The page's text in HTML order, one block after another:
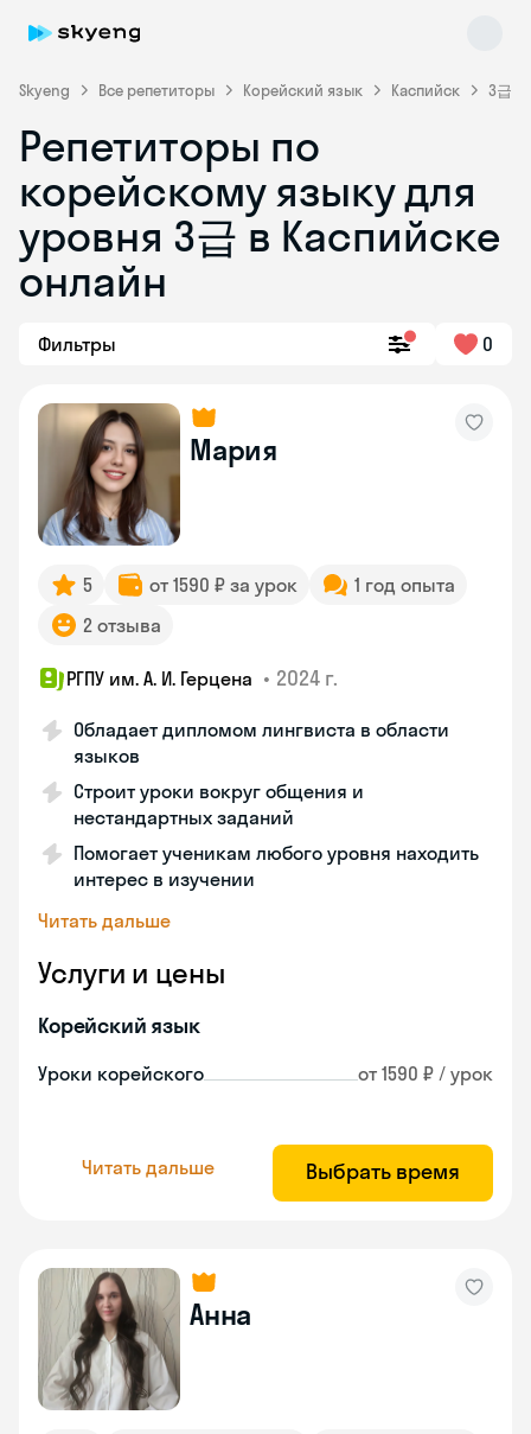
Skyeng Все репетиторы Корейский язык Каспийск 3급
Репетиторы по
корейскому языку для
уровня 3급 в Каспийске
онлайн
Фильтры 0
Мария
5 от 1590 ₽ за урок
1 год опыта
2 отзыва
РГПУ им. А. И. Герцена • 2024 г.
Обладает дипломом лингвиста в области
языков
Строит уроки вокруг общения и
нестандартных заданий
Помогает ученикам любого уровня находить
интерес в изучении
Читать дальше
Услуги и цены
Корейский язык
Уроки корейского от 1590 ₽ / урок
Читать дальше Выбрать время
Анна
Skyeng Chat